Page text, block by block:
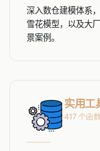
深入数仓建模体系
雪花模型，以及大
景案例。
实用工
417 个函